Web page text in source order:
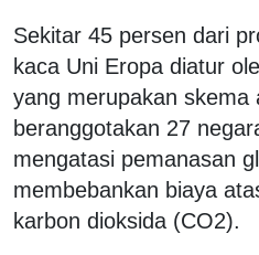
Sekitar 45 persen dari
kaca Uni Eropa diatur
yang merupakan skema
beranggotakan 27
mengatasi pemanasan
membebankan biaya
karbon dioksida (CO2).